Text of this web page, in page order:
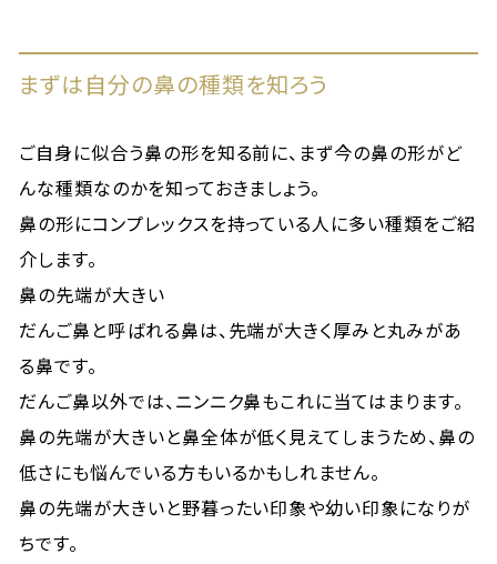
まずは自分の鼻の種類を知ろう
ご自身に似合う鼻の形を知る前に、まず今の鼻の形がど
んな種類なのかを知っておきましょう。
鼻の形にコンプレックスを持っている人に多い種類をご紹
介します。
鼻の先端が大きい
だんご鼻と呼ばれる鼻は、先端が大きく厚みと丸みがあ
る鼻です。
だんご鼻以外では、ニンニク鼻もこれに当てはまります。
鼻の先端が大きいと鼻全体が低く見えてしまうため、鼻の
低さにも悩んでいる方もいるかもしれません。
鼻の先端が大きいと野暮ったい印象や幼い印象になりが
ちです。